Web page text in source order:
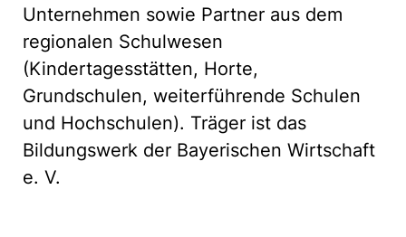
Unternehmen sowie Partner aus dem
regionalen Schulwesen
(Kindertagesstätten, Horte,
Grundschulen, weiterführende Schulen
und Hochschulen). Träger ist das
Bildungswerk der Bayerischen Wirtschaft
e. V.